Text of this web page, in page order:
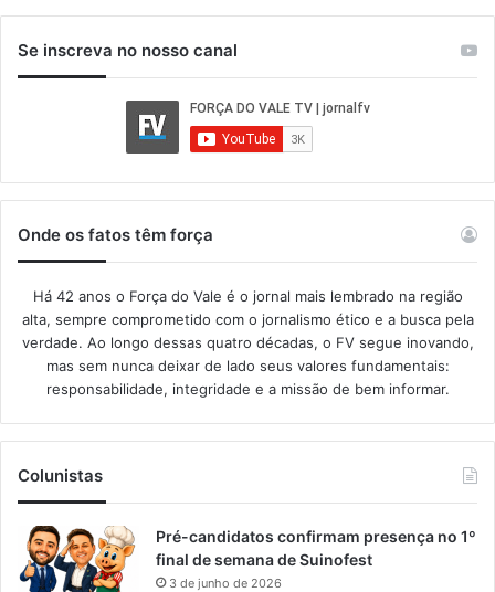
Se inscreva no nosso canal
Onde os fatos têm força
Há 42 anos o Força do Vale é o jornal mais lembrado na região
alta, sempre comprometido com o jornalismo ético e a busca pela
verdade. Ao longo dessas quatro décadas, o FV segue inovando,
mas sem nunca deixar de lado seus valores fundamentais:
responsabilidade, integridade e a missão de bem informar.​
Colunistas
Pré-candidatos confirmam presença no 1º
final de semana de Suinofest
3 de junho de 2026